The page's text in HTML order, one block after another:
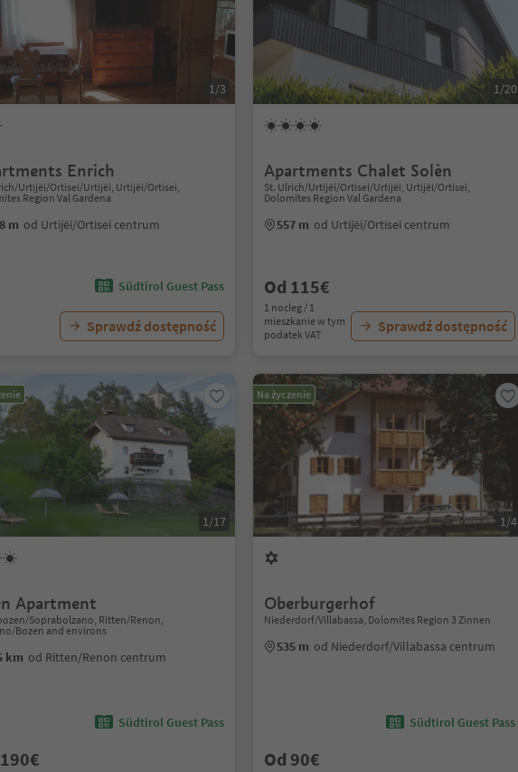
1/3
Enrich
Urtijëi/Ortisei/Urtijëi, Urtijëi/Ortisei,
Region Val Gardena
m od Urtijëi/Ortisei centrum
Südtirol Guest Pass
Sprawdź dostępność
1/20
Apartments Chalet Solèn
St. Ulrich/Urtijëi/Ortisei/Urtijëi, Urtijëi/Ortisei,
Dolomites Region Val Gardena
557 m od Urtijëi/Ortisei centrum
Od 115€
1 nocleg / 1
mieszkanie w tym
podatek VAT
Sprawdź dostępność
1/17
Apartment
Soprabolzano, Ritten/Renon,
Bozen and environs
km od Ritten/Renon centrum
Südtirol Guest Pass
Na życzenie
1/4
Oberburgerhof
Niederdorf/Villabassa, Dolomites Region 3 Zinnen
535 m od Niederdorf/Villabassa centrum
Südtirol Guest Pass
Od 90€